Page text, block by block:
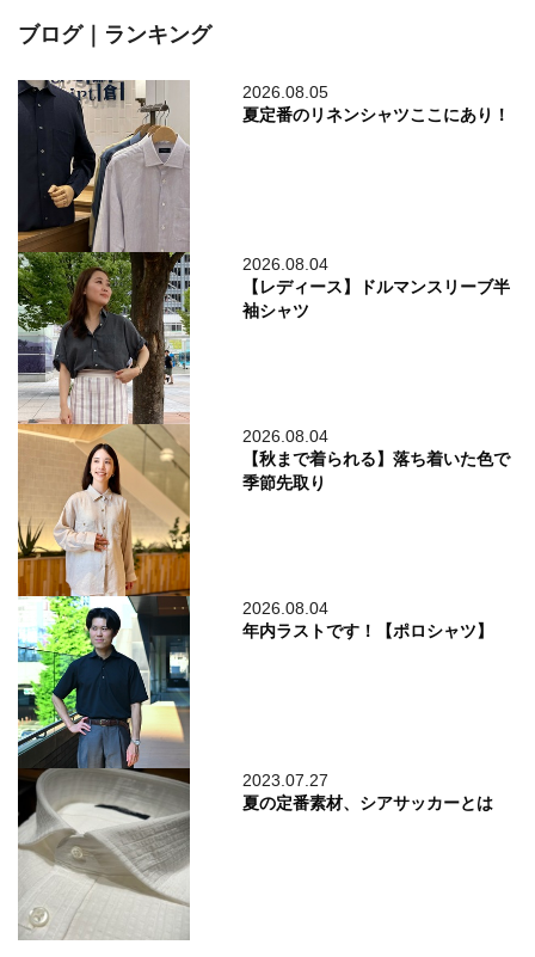
ブログ｜ランキング
2026.08.05
夏定番のリネンシャツここにあり！
2026.08.04
【レディース】ドルマンスリーブ半
袖シャツ
2026.08.04
【秋まで着られる】落ち着いた色で
季節先取り
2026.08.04
年内ラストです！【ポロシャツ】
2023.07.27
夏の定番素材、シアサッカーとは